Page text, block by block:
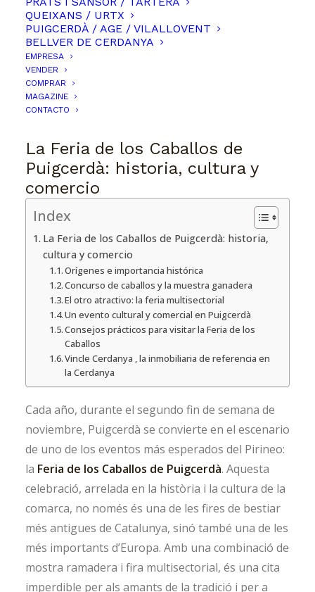
QUEIXANS / URTX
PUIGCERDÀ / AGE / VILALLOVENT
BELLVER DE CERDANYA
EMPRESA
VENDER
COMPRAR
MAGAZINE
CONTACTO
La Feria de los Caballos de
Puigcerdà: historia, cultura y
comercio
Index
La Feria de los Caballos de Puigcerdà: historia,
cultura y comercio
Orígenes e importancia histórica
Concurso de caballos y la muestra ganadera
El otro atractivo: la feria multisectorial
Un evento cultural y comercial en Puigcerdà
Consejos prácticos para visitar la Feria de los
Caballos
Vincle Cerdanya , la inmobiliaria de referencia en
la Cerdanya
Cada año, durante el segundo fin de semana de
noviembre, Puigcerdà se convierte en el escenario
de uno de los eventos más esperados del Pirineo:
la Feria de los Caballos de Puigcerdà. Aquesta
celebració, arrelada en la història i la cultura de la
comarca, no només és una de les fires de bestiar
més antigues de Catalunya, sinó també una de les
més importants d’Europa. Amb una combinació de
mostra ramadera i fira multisectorial, és una cita
imperdible per als amants de la tradició i per a